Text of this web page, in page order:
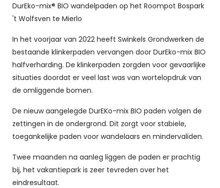
DurEko-mix® BIO wandelpaden op het Roompot Bospark
't Wolfsven te Mierlo
In het voorjaar van 2022 heeft Swinkels Grondwerken de
bestaande klinkerpaden vervangen door DurEko-mix BIO
halfverharding. De klinkerpaden zorgden voor gevaarlijke
situaties doordat er veel last was van wortelopdruk van
de omliggende bomen.
De nieuw aangelegde DurEKo-mix BIO paden volgen de
zettingen in de ondergrond. Dit zorgt voor stabiele,
toegankelijke paden voor wandelaars en mindervaliden.
Twee maanden na aanleg liggen de paden er prachtig
bij, het vakantiepark is zeer tevreden over het
eindresultaat.